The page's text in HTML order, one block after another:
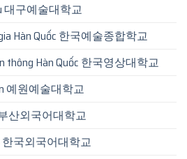
대구예술대학교
Hàn Quốc 한국예술종합학교
thông Hàn Quốc 한국영상대학교
예원예술대학교
산외국어대학교
한국외국어대학교